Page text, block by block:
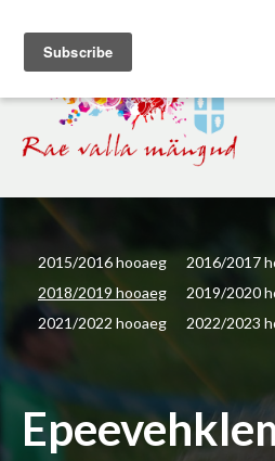
2015/2016 hooaeg 2016/2017
2018/2019 hooaeg
2019/2020
2021/2022 hooaeg
2022/2023